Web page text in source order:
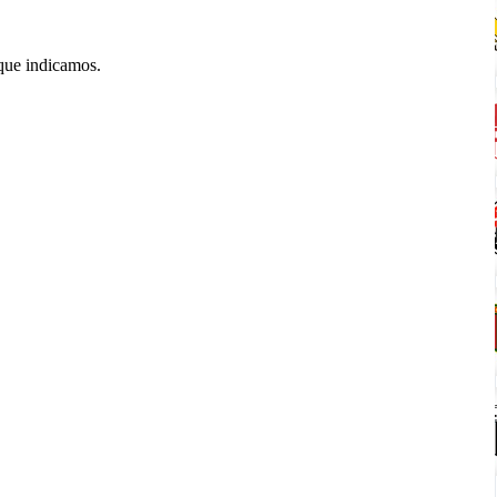
indicamos.